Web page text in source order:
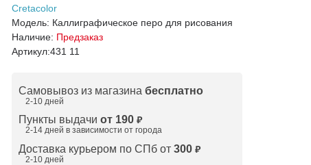
Cretacolor
Модель: Каллиграфическое перо для рисования
Наличие: Предзаказ
Артикул:431 11
Самовывоз из магазина бесплатно
2-10 дней
Пункты выдачи от 190 ₽
2-14 дней в зависимости от города
Доставка курьером по СПб от 300 ₽
2-10 дней